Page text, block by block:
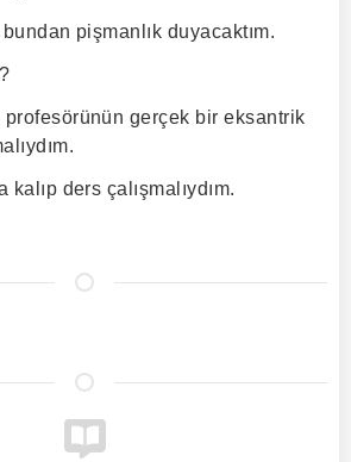
pişmanlık duyacaktım.
profesörünün gerçek bir eksantrik
ders çalışmalıydım.